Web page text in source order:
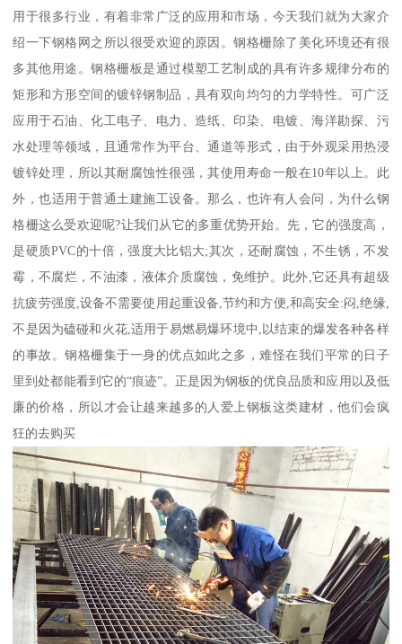
用于很多行业，有着非常广泛的应用和市场，今天我们就为大家介
绍一下钢格网之所以很受欢迎的原因。钢格栅除了美化环境还有很
多其他用途。钢格栅板是通过模塑工艺制成的具有许多规律分布的
矩形和方形空间的镀锌钢制品，具有双向均匀的力学特性。可广泛
应用于石油、化工电子、电力、造纸、印染、电镀、海洋勘探、污
水处理等领域，且通常作为平台、通道等形式，由于外观采用热浸
镀锌处理，所以其耐腐蚀性很强，其使用寿命一般在10年以上。此
外，也适用于普通土建施工设备。那么，也许有人会问，为什么钢
格栅这么受欢迎呢?让我们从它的多重优势开始。先，它的强度高，
是硬质PVC的十倍，强度大比铝大;其次，还耐腐蚀，不生锈，不发
霉，不腐烂，不油漆，液体介质腐蚀，免维护。此外,它还具有超级
抗疲劳强度,设备不需要使用起重设备,节约和方便,和高安全:闷,绝缘,
不是因为磕碰和火花,适用于易燃易爆环境中,以结束的爆发各种各样
的事故。钢格栅集于一身的优点如此之多，难怪在我们平常的日子
里到处都能看到它的“痕迹”。正是因为钢板的优良品质和应用以及低
廉的价格，所以才会让越来越多的人爱上钢板这类建材，他们会疯
狂的去购买